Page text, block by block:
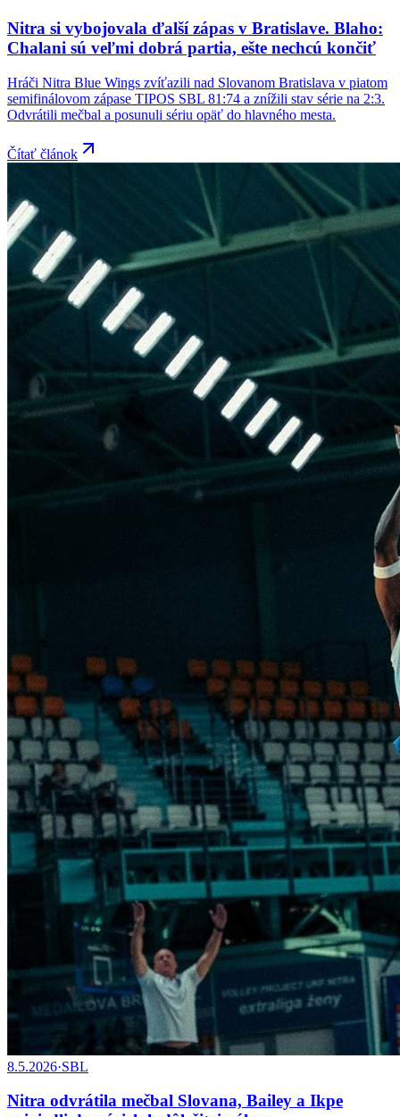
Nitra si vybojovala ďalší zápas v Bratislave. Blaho:
Chalani sú veľmi dobrá partia, ešte nechcú končiť
Hráči Nitra Blue Wings zvíťazili nad Slovanom Bratislava v piatom
semifinálovom zápase TIPOS SBL 81:74 a znížili stav série na 2:3.
Odvrátili mečbal a posunuli sériu opäť do hlavného mesta.
Čítať článok
8.5.2026·SBL
Nitra odvrátila mečbal Slovana, Bailey a Ikpe